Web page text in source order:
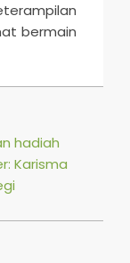
bermain
hadiah
Karisma